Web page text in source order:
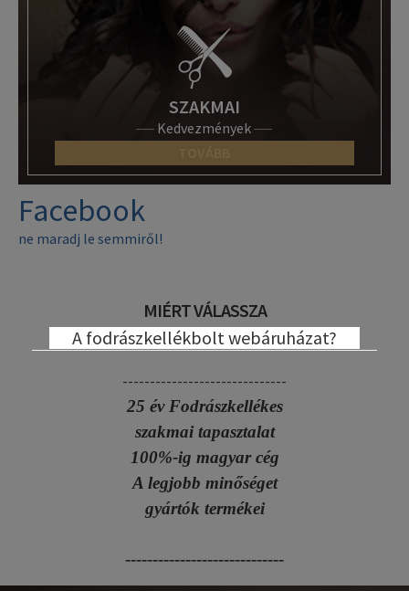
SZAKMAI
Kedvezmények
Facebook
ne maradj le semmiről!
MIÉRT VÁLASSZA
A fodrászkellékbolt webáruházat?
------------------------------
25 év Fodrászkellékes
szakmai tapasztalat
100%-ig magyar cég
A legjobb minőséget
gyártók termékei
-----------------------------